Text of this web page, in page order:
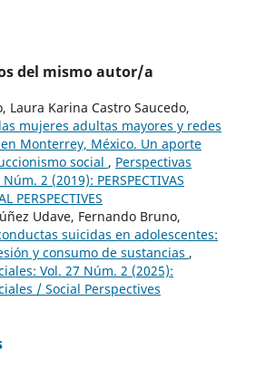
del mismo autor/a
Laura Karina Castro Saucedo,
mujeres adultas mayores y redes
Monterrey, México. Un aporte
social , Perspectivas
2 (2019): PERSPECTIVAS
PERSPECTIVES
Udave, Fernando Bruno,
suicidas en adolescentes:
y consumo de sustancias ,
Vol. 27 Núm. 2 (2025):
/ Social Perspectives